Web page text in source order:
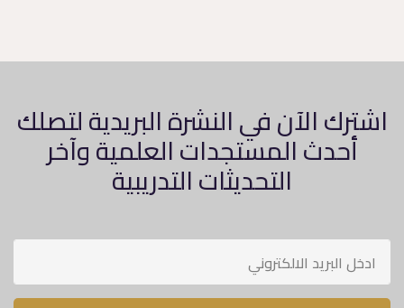
اشترك الآن في النشرة البريدية لتصلك
أحدث المستجدات العلمية وآخر
التحديثات التدريبية